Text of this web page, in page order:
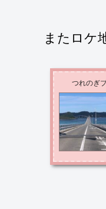
またロケ
つれのぎ